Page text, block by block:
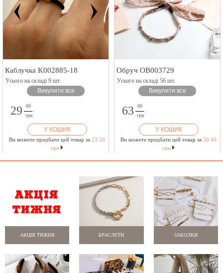
Каблучка K002885-18
Усього на складі 9 шт.
Викупити все
29
00
грн
У КОШИК
Ви можете придбати цей товар за 23.20
грн
Обруч OB003729
Усього на складі 56 шт.
Викупити все
63
00
грн
У КОШИК
Ви можете придбати цей товар за 50.40
грн
АКЦІЯ ТИЖНЯ БРАСЛЕТИ ЗАКОЛКИ